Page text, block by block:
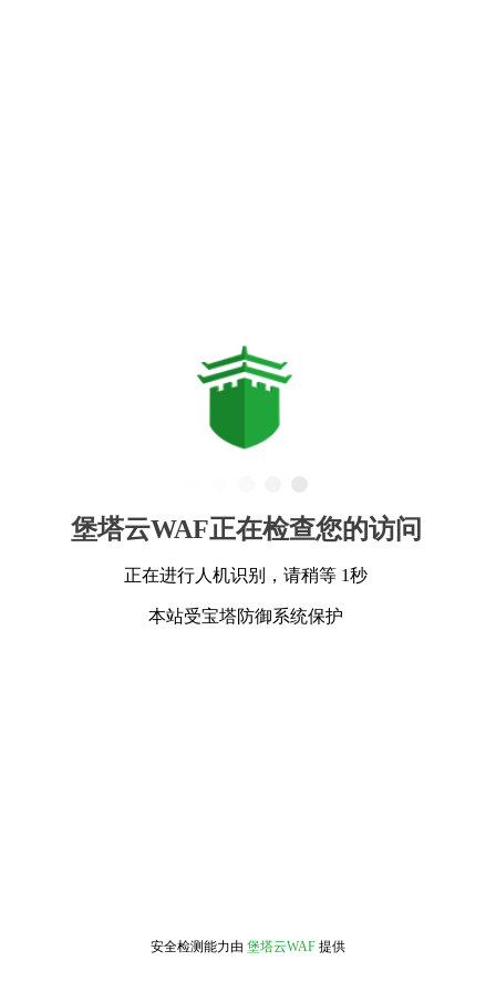
堡塔云WAF正在检查您的访问
正在进行人机识别，请稍等 1秒
本站受宝塔防御系统保护
安全检测能力由 堡塔云WAF 提供